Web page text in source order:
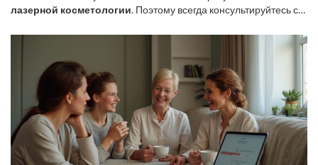
лазерной косметологии. Поэтому всегда консультируйтесь с
здоровье и безопасность – превыше всего.